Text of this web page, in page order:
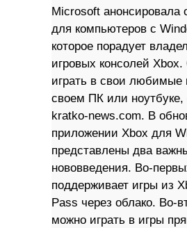
Microsoft анонсировала
для компьютеров с
которое порадует
игровых консолей
играть в свои любимые
своем ПК или ноутбуке,
kratko-news.com. В
приложении Xbox для
представлены два
нововведения. Во-
поддерживает игры из
Pass через облако. Во-
можно играть в игры